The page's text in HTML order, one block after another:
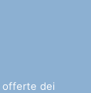
offerte dei